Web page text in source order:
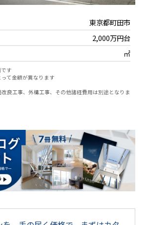
東京都町田市
2,000万円台
㎡
す
て金額が異なります
良工事、外構工事、その他諸経費用は別途となりま